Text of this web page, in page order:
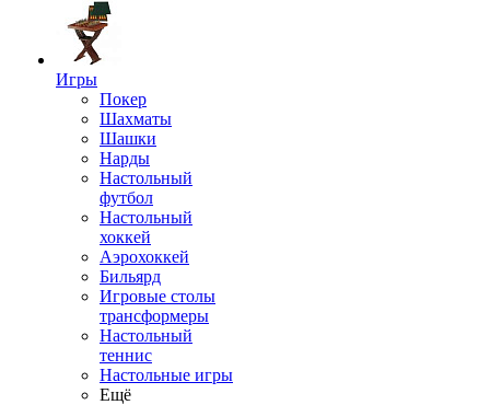
Игры
Покер
Шахматы
Шашки
Нарды
Настольный
футбол
Настольный
хоккей
Аэрохоккей
Бильярд
Игровые столы
трансформеры
Настольный
теннис
Настольные игры
Ещё